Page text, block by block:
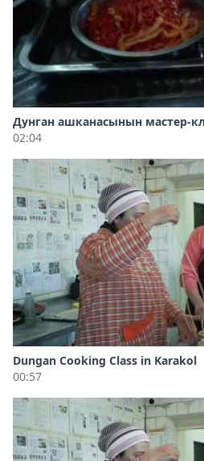
Дунган ашканасынын мастер-
02:04
Dungan Cooking Class in Karakol
00:57